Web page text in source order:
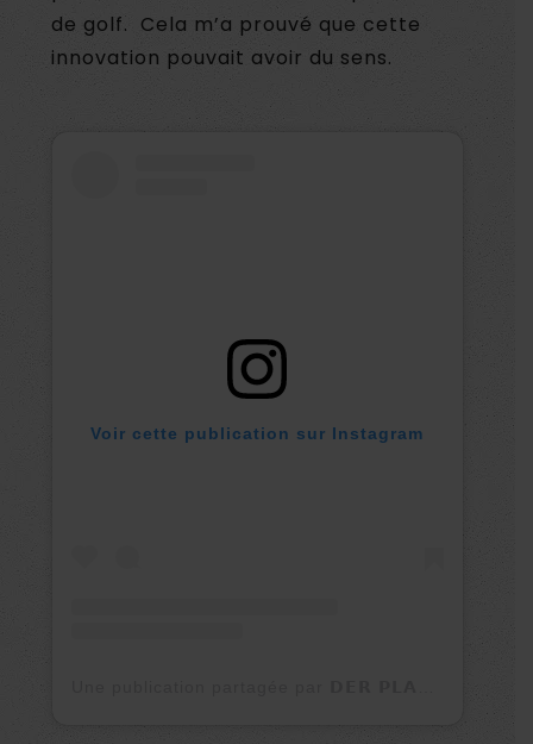
de golf. Cela m’a prouvé que cette
innovation pouvait avoir du sens.
Voir cette publication sur Instagram